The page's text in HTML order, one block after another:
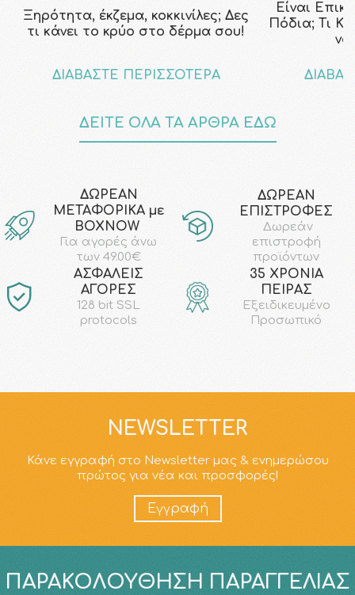
Ξηρότητα, έκζεμα, κοκκινίλες; Δες
τι κάνει το κρύο στο δέρμα σου!
ΔΙΑΒΑΣΤΕ ΠΕΡΙΣΣΟΤΕΡΑ
Είναι
Πόδια; Τι
να
ΔΕΙΤΕ ΟΛΑ ΤΑ ΑΡΘΡΑ ΕΔΩ
ΔΩΡΕΑΝ
ΜΕΤΑΦΟΡΙΚΑ με
ΒΟΧΝΟW
Για αγορές άνω
των 49.00€
ΔΩΡΕΑΝ
ΕΠΙΣΤΡΟΦΕΣ
Δωρεάν
επιστροφή
προϊόντων
AΣΦΑΛΕΙΣ
ΑΓΟΡΕΣ
128 bit SSL
protocols
35 ΧΡΟΝΙΑ
ΠΕΙΡΑΣ
Εξειδικευμένο
Προσωπικό
NEWSLETTER
Κάνε εγγραφή στο Newsletter μας & ενημερώσου
πρώτος για νέα και προσφορές!
Εγγραφή
ΠΑΡΑΚΟΛΟΎΘΗΣΗ ΠΑΡΑΓΓΕΛΊΑΣ